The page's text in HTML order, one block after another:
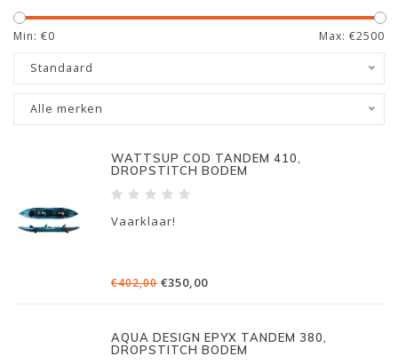
Min: €0 Max: €2500
Standaard
Alle merken
WATTSUP COD TANDEM 410,
DROPSTITCH BODEM
Vaarklaar!
€402,00 €350,00
AQUA DESIGN EPYX TANDEM 380,
DROPSTITCH BODEM